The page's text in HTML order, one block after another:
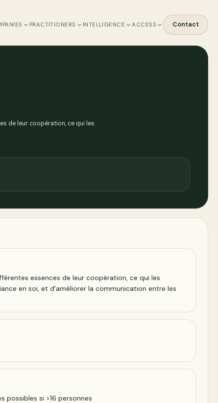
PRACTITIONERS INTELLIGENCE ACCESS Contact
de leur coopération, ce qui les
essences de leur coopération, ce qui les
en soi, et d'améliorer la communication entre les
possibles si >16 personnes